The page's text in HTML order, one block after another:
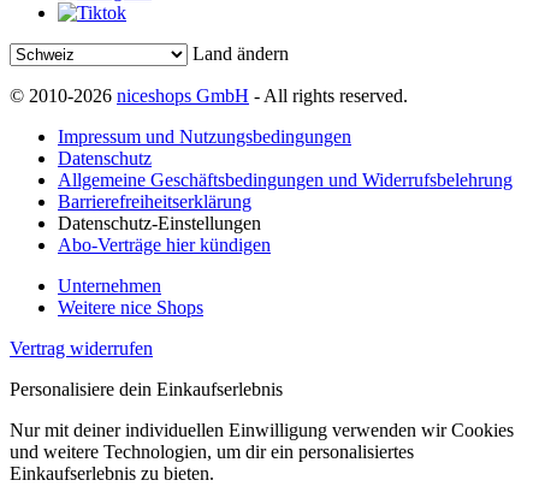
Land ändern
© 2010-2026 niceshops GmbH - All rights reserved.
Impressum und Nutzungsbedingungen
Datenschutz
Allgemeine Geschäftsbedingungen und Widerrufsbelehrung
Barrierefreiheitserklärung
Datenschutz-Einstellungen
Abo-Verträge hier kündigen
Unternehmen
Weitere nice Shops
Vertrag widerrufen
Personalisiere dein Einkaufserlebnis
Nur mit deiner individuellen Einwilligung verwenden wir Cookies
und weitere Technologien, um dir ein personalisiertes
Einkaufserlebnis zu bieten.